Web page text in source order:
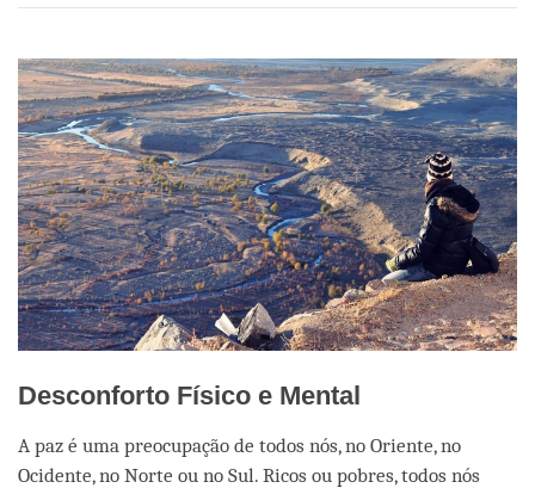
on
Desconforto Físico e Mental
A paz é uma preocupação de todos nós, no Oriente, no
Ocidente, no Norte ou no Sul. Ricos ou pobres, todos nós